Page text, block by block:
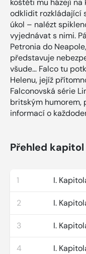
koštěti mu házejí
odklidit rozkládající
úkol – nalézt
vyjednávat s nimi.
Petronia do
představuje
všude… Falco tu
Helenu, jejíž
Falconovská série
britským humorem,
informací o
Přehled kapitol
1 I.
2 I.
3 I.
4 I.